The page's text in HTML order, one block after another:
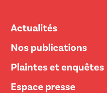
Actualités
Nos publications
Plaintes et enquêtes
Espace presse